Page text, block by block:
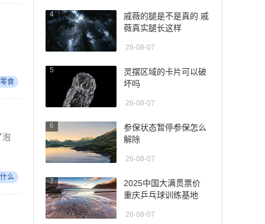
零食
泡
么
4
戚薇的腿是不是真的 戚
薇真实腿长这样
26-08-07
5
灵摆区域的卡片可以破
坏吗
26-08-07
6
参保状态暂停参保怎么
解除
26-08-07
7
2025中国大满贯票价
重庆乒乓球训练基地
26-08-07